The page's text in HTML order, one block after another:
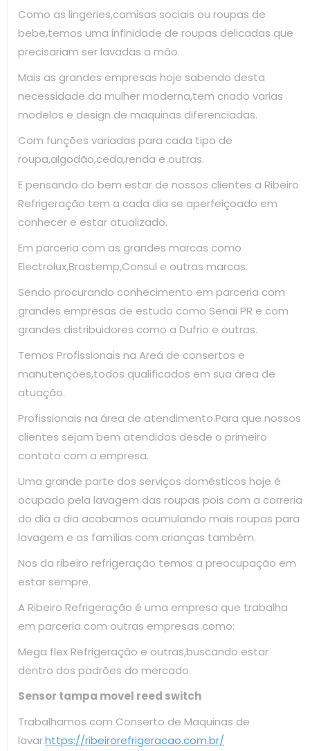
Como as lingeries,camisas sociais ou roupas de
bebe,temos uma infinidade de roupas delicadas que
precisariam ser lavadas a mão.
Mais as grandes empresas hoje sabendo desta
necessidade da mulher moderna,tem criado varias
modelos e design de maquinas diferenciadas.
Com funções variadas para cada tipo de
roupa,algodão,ceda,renda e outras.
E pensando do bem estar de nossos clientes a Ribeiro
Refrigeração tem a cada dia se aperfeiçoado em
conhecer e estar atualizado.
Em parceria com as grandes marcas como
Electrolux,Brastemp,Consul e outras marcas.
Sendo procurando conhecimento em parceria com
grandes empresas de estudo como Senai PR e com
grandes distribuidores como a Dufrio e outras.
Temos Profissionais na Areá de consertos e
manutenções,todos qualificados em sua área de
atuação.
Profissionais na área de atendimento.Para que nossos
clientes sejam bem atendidos desde o primeiro
contato com a empresa.
Uma grande parte dos serviços domésticos hoje é
ocupado pela lavagem das roupas pois com a correria
do dia a dia acabamos acumulando mais roupas para
lavagem e as famílias com crianças também.
Nos da ribeiro refrigeração temos a preocupação em
estar sempre.
A Ribeiro Refrigeração é uma empresa que trabalha
em parceria com outras empresas como:
Mega flex Refrigeração e outras,buscando estar
dentro dos padrões do mercado.
Sensor tampa movel reed switch
Trabalhamos com Conserto de Maquinas de
lavar.https://ribeirorefrigeracao.com.br/